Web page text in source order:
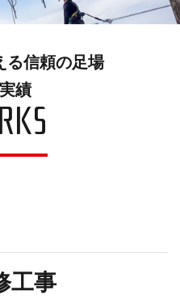
る信頼の足場
績
工事